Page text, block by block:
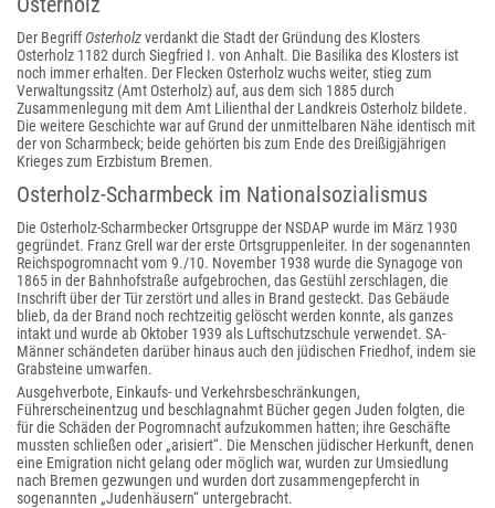
Der BegriffOsterholzverdankt die Stadt der Gründung des Klosters
Osterholz 1182 durch Siegfried I. von Anhalt. Die Basilika des Klosters ist
noch immer erhalten. Der Flecken Osterholz wuchs weiter, stieg zum
Verwaltungssitz (Amt Osterholz) auf, aus dem sich 1885 durch
Zusammenlegung mit dem Amt Lilienthal der Landkreis Osterholz bildete.
Die weitere Geschichte war auf Grund der unmittelbaren Nähe identisch mit
der von Scharmbeck; beide gehörten bis zum Ende des Dreißigjährigen
Krieges zum Erzbistum Bremen.
Osterholz-Scharmbeck im Nationalsozialismus
Die Osterholz-Scharmbecker Ortsgruppe der NSDAP wurde im März 1930
gegründet. Franz Grell war der erste Ortsgruppenleiter. In der sogenannten
Reichspogromnacht vom 9./10. November 1938 wurde die Synagoge von
1865 in der Bahnhofstraße aufgebrochen, das Gestühl zerschlagen, die
Inschrift über der Tür zerstört und alles in Brand gesteckt. Das Gebäude
blieb, da der Brand noch rechtzeitig gelöscht werden konnte, als ganzes
intakt und wurde ab Oktober 1939 als Luftschutzschule verwendet. SA-
Männer schändeten darüber hinaus auch den jüdischen Friedhof, indem sie
Grabsteine umwarfen.
Ausgehverbote, Einkaufs- und Verkehrsbeschränkungen,
Führerscheinentzug und beschlagnahmt Bücher gegen Juden folgten, die
für die Schäden der Pogromnacht aufzukommen hatten; ihre Geschäfte
mussten schließen oder „arisiert“. Die Menschen jüdischer Herkunft, denen
eine Emigration nicht gelang oder möglich war, wurden zur Umsiedlung
nach Bremen gezwungen und wurden dort zusammengepfercht in
sogenannten „Judenhäusern“ untergebracht.